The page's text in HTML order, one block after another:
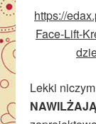
https://
Face-Lift-
Lekki